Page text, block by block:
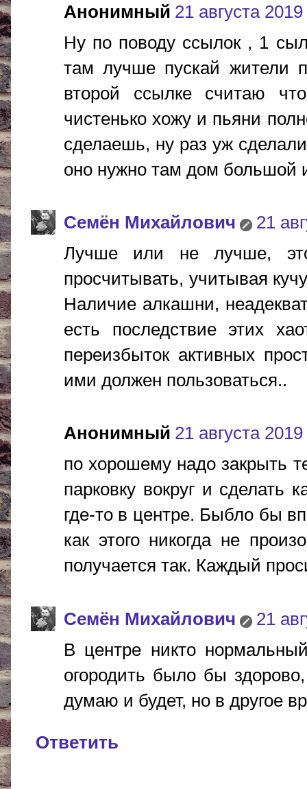
Анонимный 21 августа 2019
Ну по поводу ссылок , 1
там лучше пускай жители
второй ссылке считаю
чистенько хожу и пьяни
сделаешь, ну раз уж
оно нужно там дом большой
Cемён Михайлович
21
Лучше или не лучше,
просчитывать, учитывая
Наличие алкашни,
есть последствие этих
переизбыток активных
ими должен пользоваться..
Анонимный 21 августа 2019
по хорошему надо закрыть
парковку вокруг и сделать
где-то в центре. Быбло бы
как этого никогда не
получается так. Каждый
Cемён Михайлович
21
В центре никто
огородить было бы
думаю и будет, но в другое
Ответить